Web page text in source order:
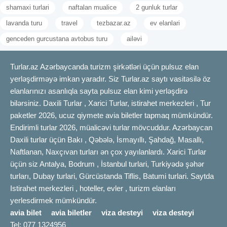
shamaxi turlari naftalan mualice 2 gunluk turlar
lavanda turu travel tezbazar.az ev elanlari
genceden gurcustana avtobus turu ailəvi
Turlar.az Azərbaycanda turizm şirkətləri üçün pulsuz elan
yerləşdirməyə imkan yaradır. Siz Turlar.az saytı vasitəsilə öz
elanlarınızı asanlıqla sayta pulsuz elan kimi yerləşdirə
bilərsiniz. Daxili Turlar , Xarici Turlar, istirahet merkezleri , Tur
paketler 2026, ucuz qiymete avia biletler tapmaq mümkündür.
Endirimli turlar 2026, müalicəvi turlar mövcuddur. Azərbaycan
Daxili turlar üçün Bakı , Qəbələ, İsmayıllı, Şahdağ, Masallı,
Naftlanan, Naxçıvan turları ən çox yayılanlardı. Xarici Turlar
üçün siz Antalya, Bodrum , İstanbul turlari, Turkiyədə şəhər
turları, Dubay turlari, Gürcüstanda Tiflis, Batumi turlari. Saytda
Istirahet merkezleri , hoteller, evler , turizm elanları
yerlesdirmek mümkündür.
avia bilet
avia biletler viza desteyi
viza desteyi
Tel: 077 1324956